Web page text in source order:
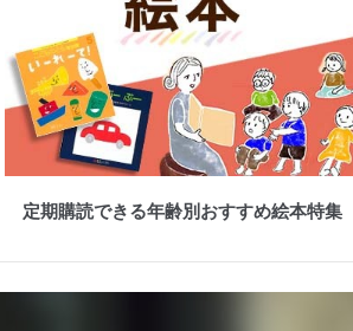
定期購読できる年齢別おすすめ絵本特集